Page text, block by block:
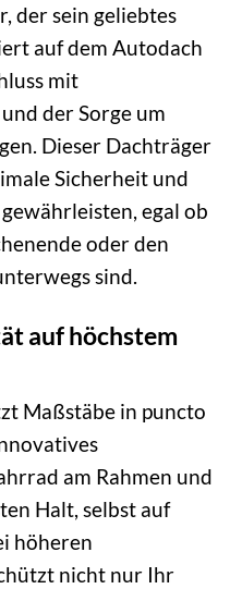
der sein geliebtes
auf dem Autodach
mit
der Sorge um
Dieser Dachträger
Sicherheit und
egal ob
oder den
sind.
auf höchstem
Maßstäbe in puncto
am Rahmen und
Halt, selbst auf
höheren
nicht nur Ihr